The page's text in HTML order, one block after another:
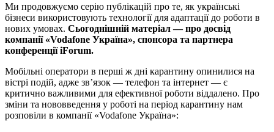
Ми продовжуємо серію публікацій про те, як українські
бізнеси використовують технології для адаптації до роботи в
нових умовах. Сьогоднішній матеріал — про досвід
компанії «Vodafone Україна», спонсора та партнера
конференції iForum.
Мобільні оператори в перші ж дні карантину опинилися на
вістрі подій, адже зв’язок — телефон та інтернет — є
критично важливими для ефективної роботи віддалено. Про
зміни та нововведення у роботі на період карантину нам
розповіли в компанії «Vodafone Україна»: